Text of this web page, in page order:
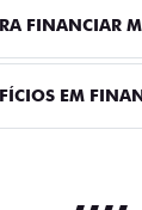
FINANCIAR
EM